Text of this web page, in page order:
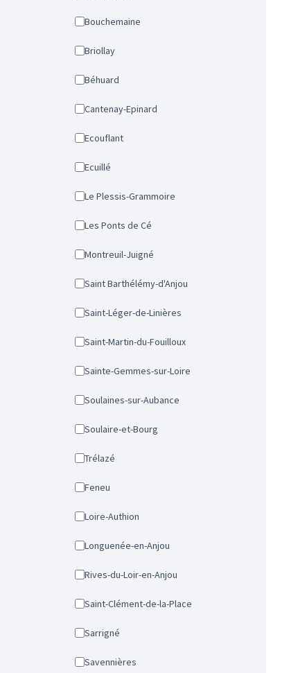
Bouchemaine
Briollay
Béhuard
Cantenay-Epinard
Ecouflant
Ecuillé
Le Plessis-Grammoire
Les Ponts de Cé
Montreuil-Juigné
Saint Barthélémy-d'Anjou
Saint-Léger-de-Linières
Saint-Martin-du-Fouilloux
Sainte-Gemmes-sur-Loire
Soulaines-sur-Aubance
Soulaire-et-Bourg
Trélazé
Feneu
Loire-Authion
Longuenée-en-Anjou
Rives-du-Loir-en-Anjou
Saint-Clément-de-la-Place
Sarrigné
Savennières